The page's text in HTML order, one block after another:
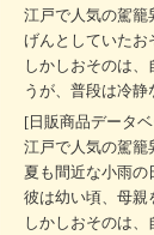
江戸で人気の駕籠
げんとしていたお
しかしおそのは
うが、普段は冷
[日販商品データ
江戸で人気の駕籠
夏も間近な小雨の
彼は幼い頃、母親
しかしおそのは